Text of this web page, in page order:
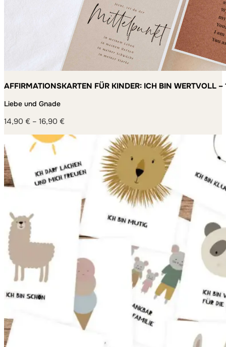
AFFIRMATIONSKARTEN FÜR KINDER: ICH BIN WERTVOLL
Liebe und Gnade
14,90 € – 16,90 €
14,90 €
16,90 €